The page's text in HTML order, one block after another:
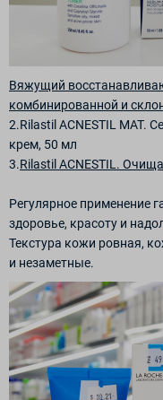
Вяжущий
комбинированной и
2.Rilastil ACNESTIL
крем, 50 мл
3.Rilastil ACNESTIL.
Регулярное применение
здоровье, красоту и
Текстура кожи ровная,
и незаметные.